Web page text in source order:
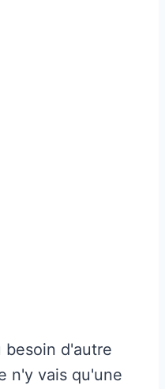
besoin d'autre
n'y vais qu'une